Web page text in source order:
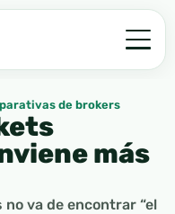
de brokers
más
no va de encontrar “el